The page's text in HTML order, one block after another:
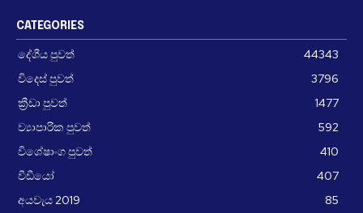
CATEGORIES
දේශීය පුවත්
44343
විදෙස් පුවත්
3796
ක්‍රීඩා පුවත්
1477
ව්‍යාපාරික පුවත්
592
විශේෂාංග පුවත්
410
වීඩීයෝ
407
අයවැය 2019
85